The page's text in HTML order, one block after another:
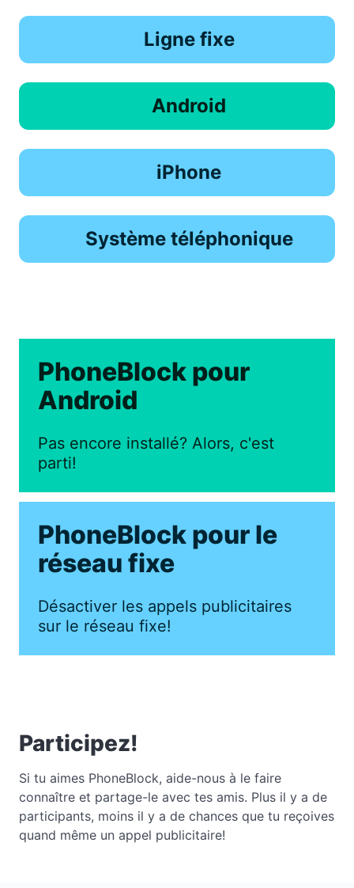
Ligne fixe
Android
iPhone
Système téléphonique
PhoneBlock pour
Android
Pas encore installé? Alors, c'est
parti!
PhoneBlock pour le
réseau fixe
Désactiver les appels publicitaires
sur le réseau fixe!
Participez!
Si tu aimes PhoneBlock, aide-nous à le faire
connaître et partage-le avec tes amis. Plus il y a de
participants, moins il y a de chances que tu reçoives
quand même un appel publicitaire!